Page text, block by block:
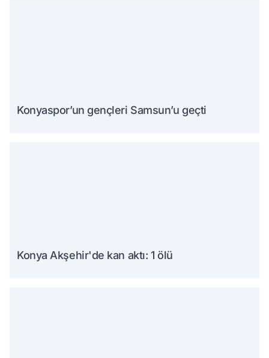
Konyaspor’un gençleri Samsun’u geçti
Konya Akşehir'de kan aktı: 1 ölü